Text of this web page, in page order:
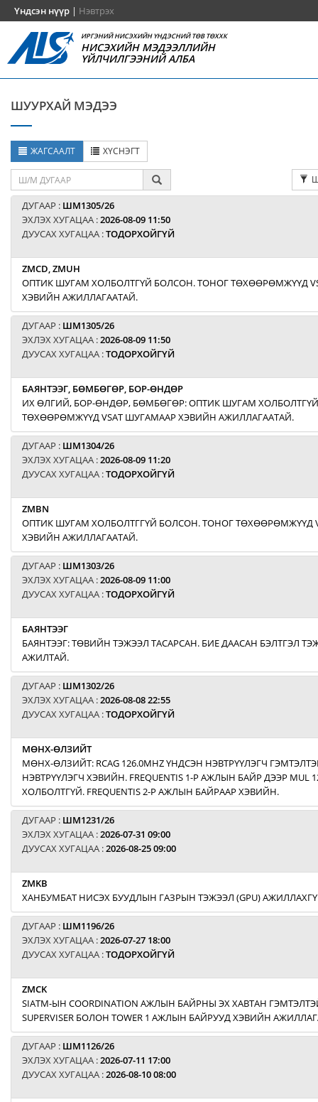
Үндсэн нүүр | Нэвтрэх
ИРГЭНИЙ НИСЭХИЙН ҮНДЭСНИЙ ТӨВ ТӨХХК
НИСЭХИЙН МЭДЭЭЛЛИЙН
ҮЙЛЧИЛГЭЭНИЙ АЛБА
ШУУРХАЙ МЭДЭЭ
ЖАГСААЛТ ХҮСНЭГТ
ДУГААР : ШМ1305/26
ЭХЛЭХ ХУГАЦАА :2026-08-09 11:50
ДУУСАХ ХУГАЦАА :ТОДОРХОЙГҮЙ
ZMCD, ZMUH
ОПТИК ШУГАМ ХОЛБОЛТГҮЙ БОЛСОН. ТОНОГ ТӨХӨӨРӨМЖҮҮД
ХЭВИЙН АЖИЛЛАГААТАЙ.
ДУГААР : ШМ1305/26
ЭХЛЭХ ХУГАЦАА :2026-08-09 11:50
ДУУСАХ ХУГАЦАА :ТОДОРХОЙГҮЙ
БАЯНТЭЭГ, БӨМБӨГӨР, БОР-ӨНДӨР
ИХ ӨЛГИЙ, БОР-ӨНДӨР, БӨМБӨГӨР: ОПТИК ШУГАМ
ТӨХӨӨРӨМЖҮҮД VSAT ШУГАМААР ХЭВИЙН АЖИЛЛАГААТАЙ.
ДУГААР : ШМ1304/26
ЭХЛЭХ ХУГАЦАА :2026-08-09 11:20
ДУУСАХ ХУГАЦАА :ТОДОРХОЙГҮЙ
ZMBN
ОПТИК ШУГАМ ХОЛБОЛТГГҮЙ БОЛСОН. ТОНОГ ТӨХӨӨРӨМЖҮҮД
ХЭВИЙН АЖИЛЛАГААТАЙ.
ДУГААР : ШМ1303/26
ЭХЛЭХ ХУГАЦАА :2026-08-09 11:00
ДУУСАХ ХУГАЦАА :ТОДОРХОЙГҮЙ
БАЯНТЭЭГ
БАЯНТЭЭГ: ТӨВИЙН ТЭЖЭЭЛ ТАСАРСАН. БИЕ ДААСАН БЭЛТГЭЛ
АЖИЛТАЙ.
ДУГААР : ШМ1302/26
ЭХЛЭХ ХУГАЦАА :2026-08-08 22:55
ДУУСАХ ХУГАЦАА :ТОДОРХОЙГҮЙ
МӨНХ-ӨЛЗИЙТ
МӨНХ-ӨЛЗИЙТ: RCAG 126.0MHZ ҮНДСЭН НЭВТРҮҮЛЭГЧ
НЭВТРҮҮЛЭГЧ ХЭВИЙН. FREQUENTIS 1-Р АЖЛЫН БАЙР ДЭЭР MUL
ХОЛБОЛТГҮЙ. FREQUENTIS 2-Р АЖЛЫН БАЙРААР ХЭВИЙН.
ДУГААР : ШМ1231/26
ЭХЛЭХ ХУГАЦАА :2026-07-31 09:00
ДУУСАХ ХУГАЦАА :2026-08-25 09:00
ZMKB
ХАНБУМБАТ НИСЭХ БУУДЛЫН ГАЗРЫН ТЭЖЭЭЛ (GPU)
ДУГААР : ШМ1196/26
ЭХЛЭХ ХУГАЦАА :2026-07-27 18:00
ДУУСАХ ХУГАЦАА :ТОДОРХОЙГҮЙ
ZMCK
SIATM-ЫН COORDINATION АЖЛЫН БАЙРНЫ ЭХ ХАВТАН
SUPERVISER БОЛОН TOWER 1 АЖЛЫН БАЙРУУД ХЭВИЙН
ДУГААР : ШМ1126/26
ЭХЛЭХ ХУГАЦАА :2026-07-11 17:00
ДУУСАХ ХУГАЦАА :2026-08-10 08:00